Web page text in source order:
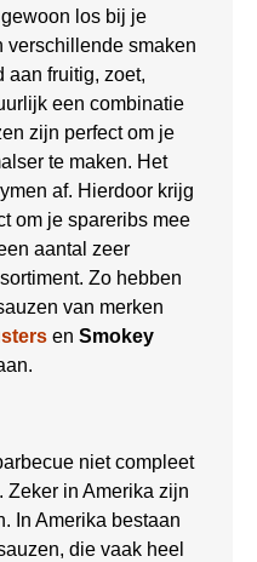
los bij je
verschillende smaken
aan fruitig, zoet,
een combinatie
zijn perfect om je
te maken. Het
af. Hierdoor krijg
om je spareribs mee
aantal zeer
Zo hebben
van merken
en Smokey
niet compleet
Zeker in Amerika zijn
In Amerika bestaan
die vaak heel